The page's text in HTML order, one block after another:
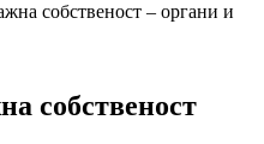
собственост – органи и
собственост